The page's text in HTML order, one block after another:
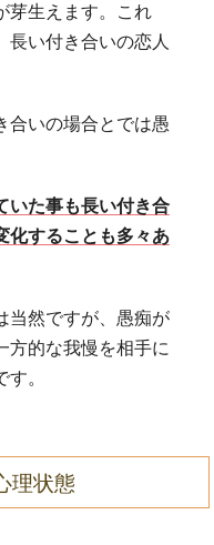
芽生えます。これ
長い付き合いの恋人
合いの場合とでは愚
いた事も長い付き合
化することも多々あ
当然ですが、愚痴が
方的な我慢を相手に
。
理状態